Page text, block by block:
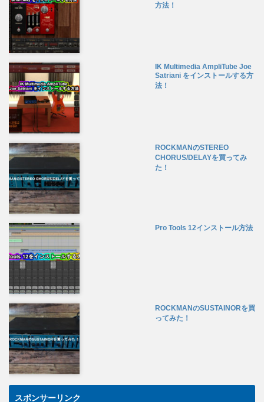
方法！
IK Multimedia AmpliTube Joe
Satriani をインストールする方
法！
ROCKMANのSTEREO
CHORUS/DELAYを買ってみ
た！
Pro Tools 12インストール方法
ROCKMANのSUSTAINORを買
ってみた！
スポンサーリンク